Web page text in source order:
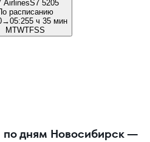
AirlinesS7 5205
расписанию
→05:255 ч 35 мин
MTWTFSS
дням Новосибирск —